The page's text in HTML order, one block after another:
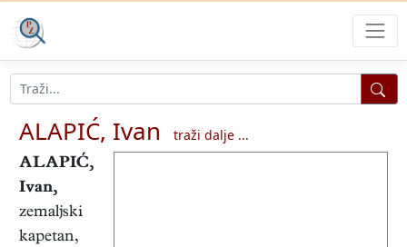
ALAPIĆ, Ivan
traži dalje ...
ALAPIĆ,
Ivan,
zemaljski
kapetan,